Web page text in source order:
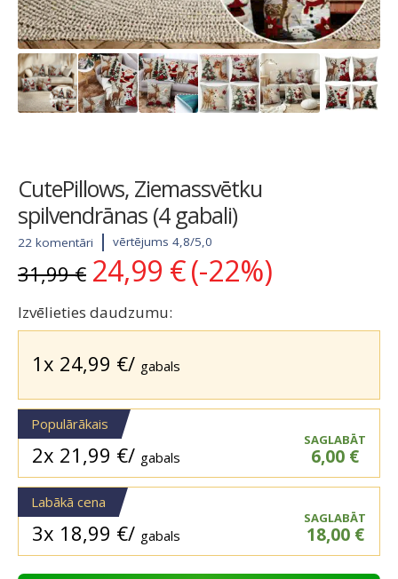
CutePillows, Ziemassvētku
spilvendrānas (4 gabali)
22 komentāri vērtējums 4,8/5,0
31,99€ Original
price
was:
31,99 €.
24,99 € Current
price
24,99 €.
(-22%)
Izvēlieties daudzumu:
1x 24,99 €/ gabals
Populārākais
2x 21,99 €/ gabals
SAGLABĀT
6,00 €
Labākā cena
3x 18,99 €/ gabals
SAGLABĀT
18,00 €